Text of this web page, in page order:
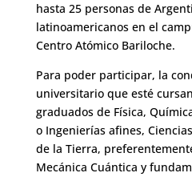
hasta 25 personas de
latinoamericanos en el
Centro Atómico Bariloche.
Para poder participar, la
universitario que esté
graduados de Física,
o Ingenierías afines,
de la Tierra,
Mecánica Cuántica y